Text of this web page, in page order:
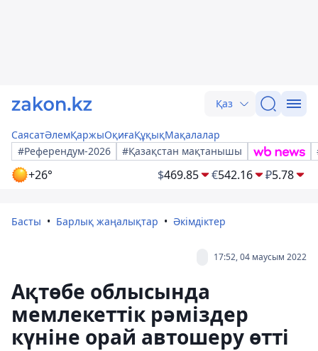
Қаз
СаясатӘлемҚаржыОқиғаҚұқықМақалалар
#Референдум-2026
#Қазақстан мақтанышы
+26° $469.85 €542.16 ₽5.78
Басты Барлық жаңалықтар Әкімдіктер
17:52, 04 маусым 2022
Ақтөбе облысында
мемлекеттік рәміздер
күніне орай автошеру өтті